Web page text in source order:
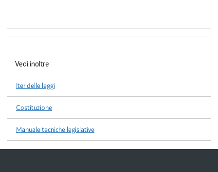
Vedi inoltre
Iter delle leggi
Costituzione
Manuale tecniche legislative